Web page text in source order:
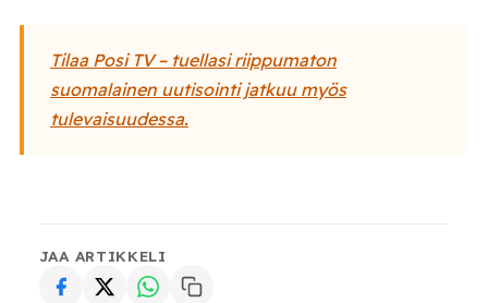
Tilaa Posi TV – tuellasi riippumaton
suomalainen uutisointi jatkuumyös
tulevaisuudessa.
JAA ARTIKKELI